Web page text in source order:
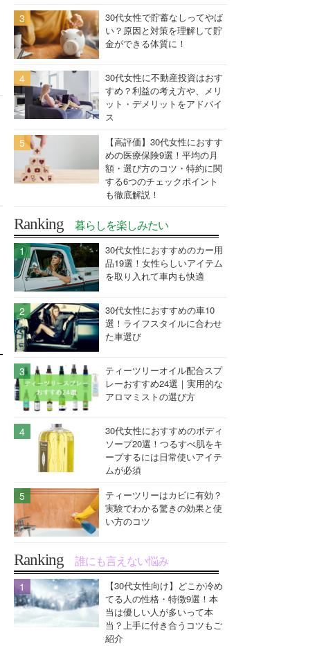
30代女性で貯蓄なしってやば
い？原因と対策を理解して貯
金ができる体質に！
30代女性に不動産投資はおす
すめ？利益の考え方や、メリ
ット・デメリットをアドバイ
ス
【高評価】30代女性におすす
めの医療保険9選！平均の月
額・選び方のコツ・特約に関
する6つのチェックポイント
も徹底解説！
Ranking 暮らしを楽しみたい
30代女性におすすめのカー用
品19選！女性らしいアイテム
を取り入れて車内も快適
30代女性におすすめの車10
選！ライフスタイルに合わせ
た車選び
ティーツリーオイル配合スプ
レーおすすめ24選｜実用的な
アロマミストの選び方
30代女性におすすめのボディ
ソープ20選！つるすべ肌をキ
ープするには日常使いアイテ
ムが必須
ティーツリーはカビに有効？
実験でわかる驚きの効果と使
い方のコツ
Ranking 誰にも言えない悩み
【30代女性向け】どこか冷め
てる人の性格・特徴9選！本
当は優しい人が多いって本
当？上手に付き合うコツもご
紹介